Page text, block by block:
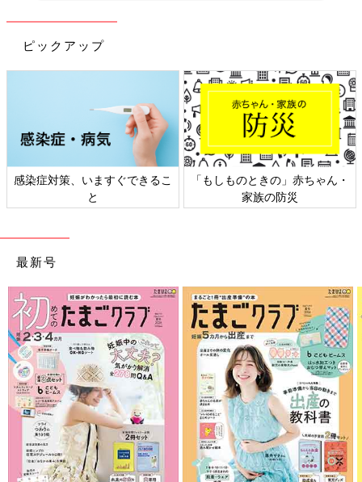
ピックアップ
感染症対策、いますぐできるこ
と
「もしものときの」赤ちゃん・
家族の防災
最新号